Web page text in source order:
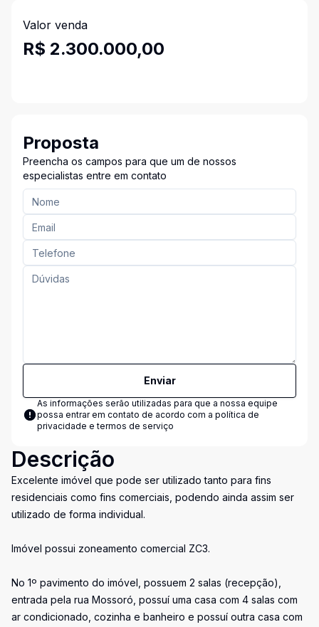
Valor venda
R$ 2.300.000,00
Proposta
Preencha os campos para que um de nossos
especialistas entre em contato
Enviar
As informações serão utilizadas para que a nossa equipe
possa entrar em contato de acordo com a política de
privacidade e termos de serviço
Descrição
Excelente imóvel que pode ser utilizado tanto para fins
residenciais como fins comerciais, podendo ainda assim ser
utilizado de forma individual.
Imóvel possui zoneamento comercial ZC3.
No 1º pavimento do imóvel, possuem 2 salas (recepção),
entrada pela rua Mossoró, possuí uma casa com 4 salas com
ar condicionado, cozinha e banheiro e possuí outra casa com